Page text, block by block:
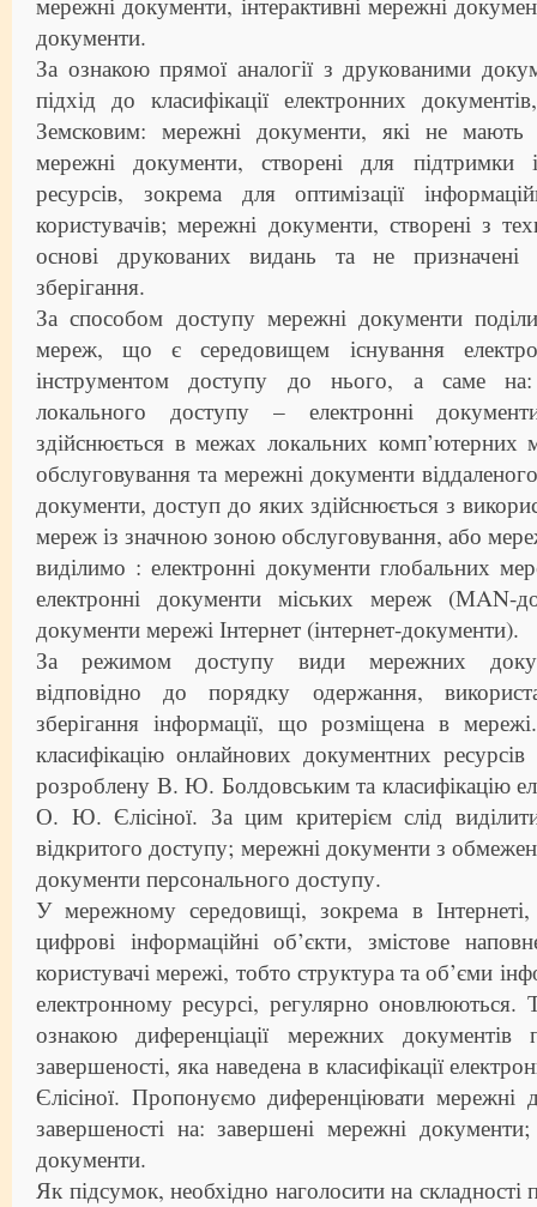
документи.
За ознакою прямої аналогії з друкованими
підхід до класифікації електронних
Земсковим: мережні документи, які не мають
мережні документи, створені для підтримки
ресурсів, зокрема для оптимізації
користувачів; мережні документи, створені з
основі друкованих видань та не призначені
зберігання.
За способом доступу мережні документи
мереж, що є середовищем існування
інструментом доступу до нього, а саме
локального доступу – електронні
здійснюється в межах локальних
обслуговування та мережні документи
документи, доступ до яких здійснюється з
мереж із значною зоною обслуговування, або
виділимо : електронні документи глобальних
електронні документи міських мереж (МAN-
документи мережі Інтернет (інтернет-документи).
За режимом доступу види мережних
відповідно до порядку одержання,
зберігання інформації, що розміщена в
класифікацію онлайнових документних
розроблену В. Ю. Болдовським та класифікацію
О. Ю. Єлісіної. За цим критерієм слід
відкритого доступу; мережні документи з
документи персонального доступу.
У мережному середовищі, зокрема в Інтернеті,
цифрові інформаційні об’єкти, змістове
користувачі мережі, тобто структура та об’єми
електронному ресурсі, регулярно
ознакою диференціації мережних документів
завершеності, яка наведена в класифікації
Єлісіної. Пропонуємо диференціювати мережні
завершеності на: завершені мережні документи;
документи.
Як підсумок, необхідно наголосити на складності